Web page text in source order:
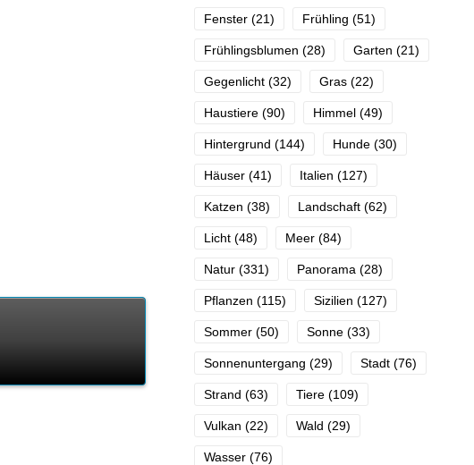
Fenster (21) Frühling (51)
Frühlingsblumen (28) Garten (21)
Gegenlicht (32) Gras (22)
Haustiere (90) Himmel (49)
Hintergrund (144) Hunde (30)
Häuser (41) Italien (127)
Katzen (38) Landschaft (62)
Licht (48) Meer (84)
Natur (331) Panorama (28)
Pflanzen (115) Sizilien (127)
Sommer (50) Sonne (33)
Sonnenuntergang (29) Stadt (76)
Strand (63) Tiere (109)
Vulkan (22) Wald (29)
Wasser (76)